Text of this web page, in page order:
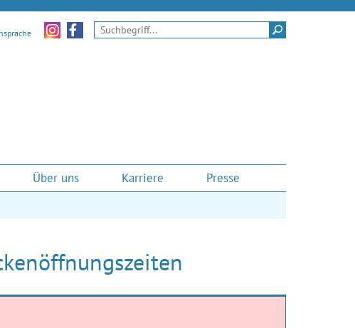
Zu unseren Instagram-Momenten
Zu unserem Facebook-Auftritt
Suchen
Über uns Karriere Presse